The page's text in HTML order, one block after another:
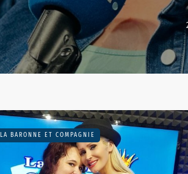
LA BARONNE ET COMPAGNIE